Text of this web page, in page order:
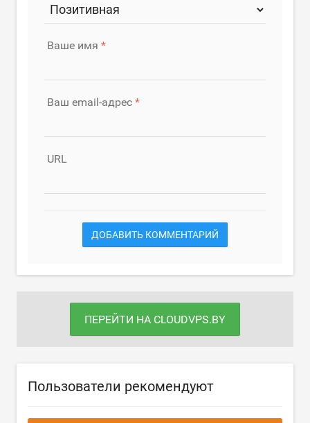
Ваше имя
Ваш email-адрес
URL
ДОБАВИТЬ КОММЕНТАРИЙ
ПЕРЕЙТИ НА CLOUDVPS.BY
Пользователи рекомендуют